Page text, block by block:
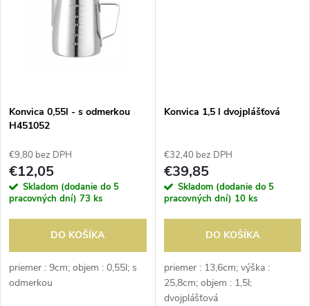
Konvica 0,55l - s odmerkou
H451052
€9,80 bez DPH
€12,05
Skladom (dodanie do 5
pracovných dní) 73 ks
DO KOŠÍKA
priemer : 9cm; objem : 0,55l; s
odmerkou
Konvica 1,5 l dvojplášťová
€32,40 bez DPH
€39,85
Skladom (dodanie do 5
pracovných dní) 10 ks
DO KOŠÍKA
priemer : 13,6cm; výška :
25,8cm; objem : 1,5l;
dvojplášťová